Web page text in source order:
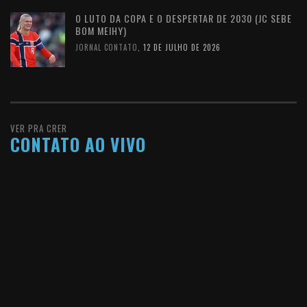
O LUTO DA COPA E O DESPERTAR DE 2030 (JC SEBE
BOM MEIHY)
JORNAL CONTATO 12 DE JULHO DE 2026
VER PRA CRER
CONTATO AO VIVO